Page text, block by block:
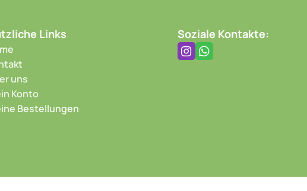
Links
uns
Konto
Bestellungen
Soziale Kontakte: